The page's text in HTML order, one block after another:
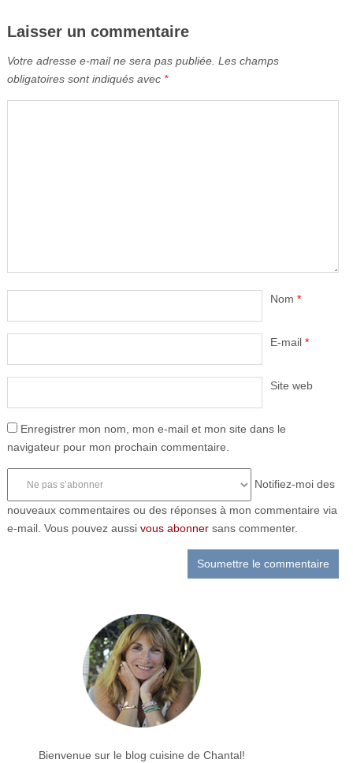
Laisser un commentaire
Votre adresse e-mail ne sera pas publiée. Les champs
obligatoires sont indiqués avec *
Nom *
E-mail *
Site web
Enregistrer mon nom, mon e-mail et mon site dans le
navigateur pour mon prochain commentaire.
Notifiez-moi des
nouveaux commentaires ou des réponses à mon commentaire via
e-mail. Vous pouvez aussi vous abonnersans commenter.
Bienvenue sur le blog cuisine de Chantal!